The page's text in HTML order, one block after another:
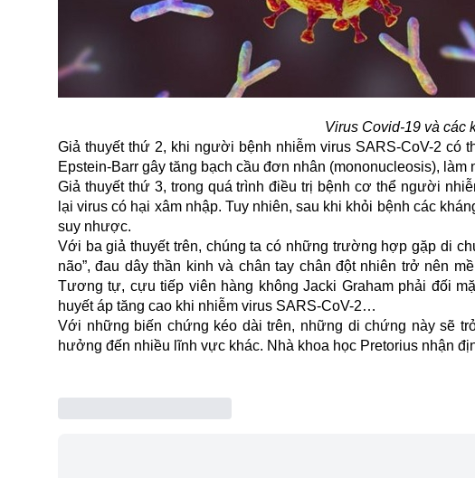
Virus Covid-19 và các
Giả thuyết thứ 2, khi người bệnh nhiễm virus SARS-CoV-2 có
Epstein-Barr gây tăng bạch cầu đơn nhân (mononucleosis),
Giả thuyết thứ 3, trong quá trình điều trị bệnh cơ thể người
lại virus có hại xâm nhập. Tuy nhiên, sau khi khỏi bệnh các
suy nhược.
Với ba giả thuyết trên, chúng ta có những trường hợp gặp di
não”, đau dây thần kinh và chân tay chân đột nhiên trở nên
Tương tự, cựu tiếp viên hàng không Jacki Graham phải đối
huyết áp tăng cao khi nhiễm virus SARS-CoV-2…
Với những biến chứng kéo dài trên, những di chứng này sẽ
hưởng đến nhiều lĩnh vực khác. Nhà khoa học Pretorius nhận